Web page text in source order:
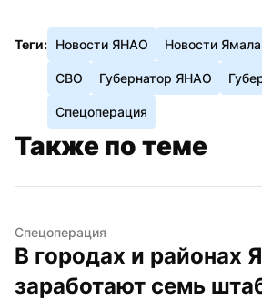
Теги: Новости ЯНАО Новости Ямала
СВО Губернатор ЯНАО
Спецоперация
Также по теме
Спецоперация
В городах и районах
заработают семь